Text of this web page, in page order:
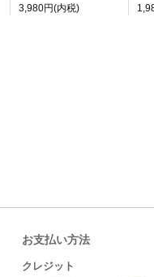
3,980円(内税)
お支払い方法
クレジット